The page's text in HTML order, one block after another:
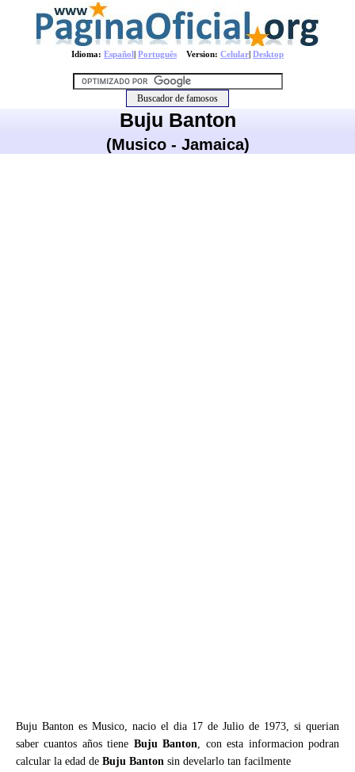
Idioma: Español| Português Version: Celular| Desktop
Buju Banton
(Musico - Jamaica)
Buju Banton es Musico, nacio el dia 17 de Julio de 1973, si querian
saber cuantos años tiene Buju Banton, con esta informacion podran
calcular la edad de Buju Banton sin develarlo tan facilmente